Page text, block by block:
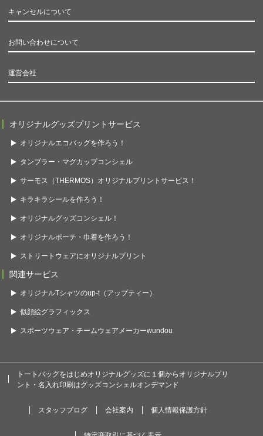
キャンセルについて
お問い合わせについて
運営会社
オリジナルグッズプリントサービス
オリジナルエコバッグを作ろう！
タンブラー・マグカップコンシェル
サーモス（THERMOS）オリジナルプリントサービス！
キラキラシールを作ろう！
オリジナルグッズコンシェル！
オリジナルポーチ・巾着を作ろう！
ストリートウェアにオリジナルプリント
関連サービス
オリジナルTシャツのup-t（アップティー）
似顔絵グラフィックス
スポーツウェア・チームウェアメーカーwundou
トートバッグをはじめオリジナルグッズに１個からオリジナルプリ
ント・名入れ印刷はグッズコンシェルオンデマンド
スタッフブログ 会社案内 個人情報保護方針